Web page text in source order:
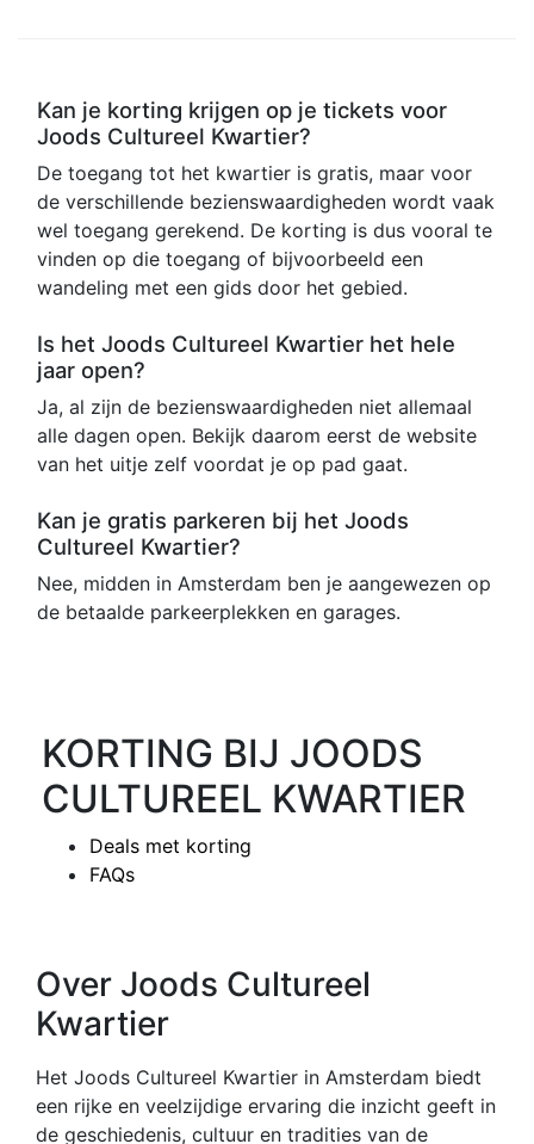
KORTING BIJ JOODS
CULTUREEL KWARTIER
Deals met korting
FAQs
Kan je korting krijgen op je tickets voor
Joods Cultureel Kwartier?
De toegang tot het kwartier is gratis, maar voor
de verschillende bezienswaardigheden wordt vaak
wel toegang gerekend. De korting is dus vooral te
vinden op die toegang of bijvoorbeeld een
wandeling met een gids door het gebied.
Is het Joods Cultureel Kwartier het hele
jaar open?
Ja, al zijn de bezienswaardigheden niet allemaal
alle dagen open. Bekijk daarom eerst de website
van het uitje zelf voordat je op pad gaat.
Kan je gratis parkeren bij het Joods
Cultureel Kwartier?
Nee, midden in Amsterdam ben je aangewezen op
de betaalde parkeerplekken en garages.
Over Joods Cultureel
Kwartier
Het Joods Cultureel Kwartier in Amsterdam biedt
een rijke en veelzijdige ervaring die inzicht geeft in
de geschiedenis, cultuur en tradities van de